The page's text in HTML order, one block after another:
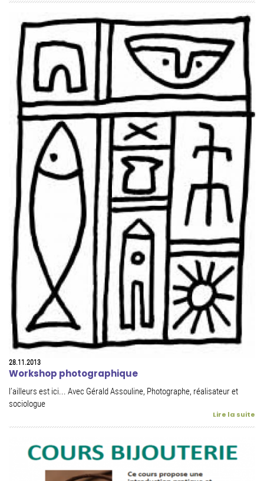
28.11.2013
Workshop photographique
l’ailleurs est ici... Avec Gérald Assouline, Photographe, réalisateur et
sociologue
Lire la suite